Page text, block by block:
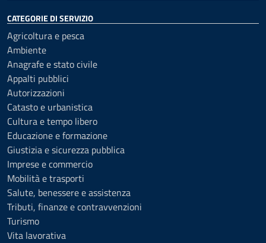
CATEGORIE DI SERVIZIO
Agricoltura e pesca
Ambiente
Anagrafe e stato civile
Appalti pubblici
Autorizzazioni
Catasto e urbanistica
Cultura e tempo libero
Educazione e formazione
Giustizia e sicurezza pubblica
Imprese e commercio
Mobilità e trasporti
Salute, benessere e assistenza
Tributi, finanze e contravvenzioni
Turismo
Vita lavorativa